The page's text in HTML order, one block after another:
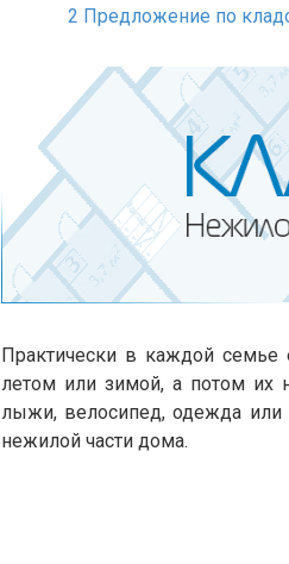
2 Предложение по
Практически в каждой семье
летом или зимой, а потом их
лыжи, велосипед, одежда или
нежилой части дома.